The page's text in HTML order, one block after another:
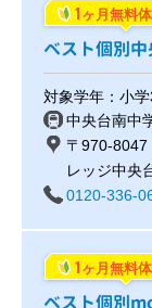
1 ヶ月無料
ベスト個別
対象学年：小
中央台南中
〒970-
レッジ中央
0120-336-
1 ヶ月無料
ベスト個別